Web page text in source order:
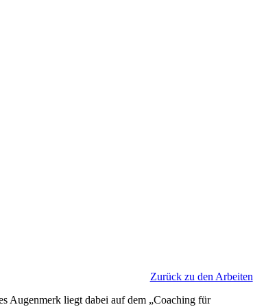
Zurück zu den Arbeiten
Augen­merk liegt dabei auf dem „Coa­ching für